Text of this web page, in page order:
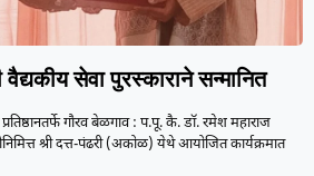
सेवा पुरस्काराने सन्मानित
गौरव बेळगाव : प.पू. कै. डॉ. रमेश महाराज
श्री दत्त-पंढरी (अकोळ) येथे आयोजित कार्यक्रमात